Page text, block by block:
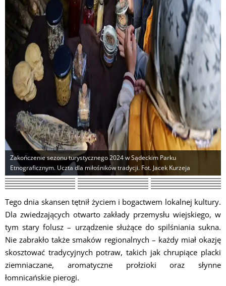
Zakończenie sezonu turystycznego 2024 w Sądeckim Parku
Etnograficznym. Uczta dla miłośników tradycji. Fot. Jacek Kurzeja
Tego dnia skansen tętnił życiem i bogactwem lokalnej kultury.
Dla zwiedzających otwarto zakłady przemysłu wiejskiego, w
tym stary folusz – urządzenie służące do spilśniania sukna.
Nie zabrakło także smaków regionalnych – każdy miał okazję
skosztować tradycyjnych potraw, takich jak chrupiące placki
ziemniaczane, aromatyczne prołzioki oraz słynne
łomnicańskie pierogi.